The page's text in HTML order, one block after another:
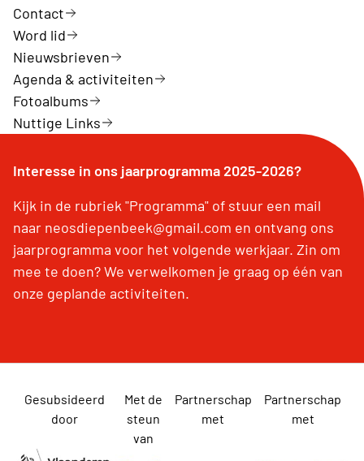
Contact
Word lid
Nieuwsbrieven
Agenda & activiteiten
Fotoalbums
Nuttige Links
Interesse in ons jaarprogramma 2025-2026?
Kijk in de rubriek "Programma" of stuur een mail
naar neosdiepenbeek@gmail.com en ontvang ons
jaarprogramma voor het volgende werkjaar. Zin om
mee te doen? We verwelkomen je graag op één van
onze geplande activiteiten.
Gesubsideerd
door
Met de
steun
van
Partnerschap
met
Partnerschap
met